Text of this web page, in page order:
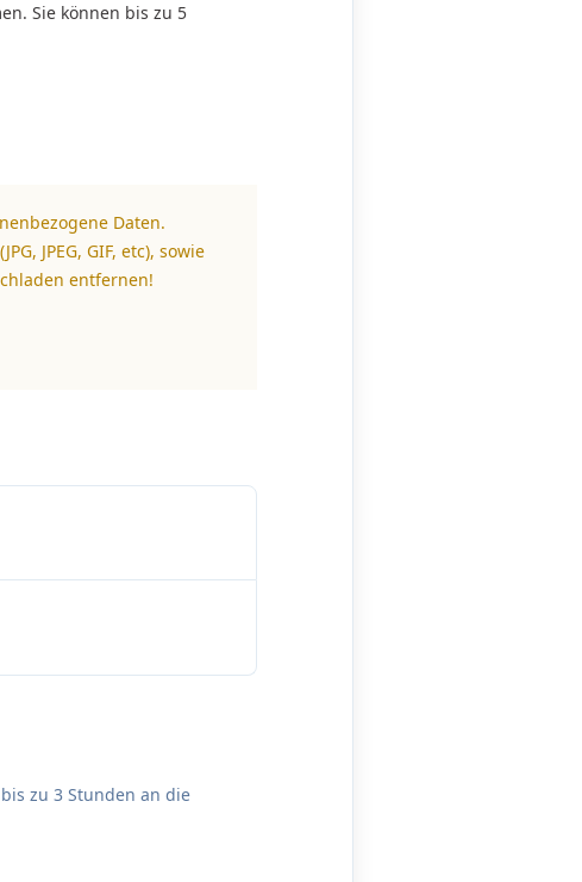
Sie können bis zu 5
Daten.
JPEG, GIF, etc), sowie
entfernen!
zu 3 Stunden an die